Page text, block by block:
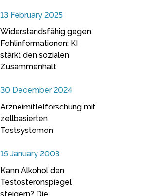
13 February 2025
Widerstandsfähig gegen
Fehlinformationen: KI
stärkt den sozialen
Zusammenhalt
30 December 2024
Arzneimittelforschung mit
zellbasierten
Testsystemen
15 January 2003
Kann Alkohol den
Testosteronspiegel
steigern? Die